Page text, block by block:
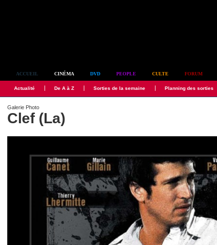
ACCUEIL CINÉMA DVD PEOPLE CULTE FORUM
Actualité De A à Z Sorties de la semaine Planning des sorties
Galerie Photo
Clef (La)